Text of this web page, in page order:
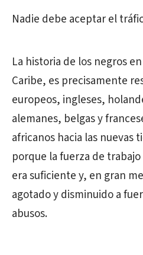
Nadie debe aceptar el
La historia de los negros
Caribe, es precisamente
europeos, ingleses,
alemanes, belgas y
africanos hacia las nuevas
porque la fuerza de
era suficiente y, en gran
agotado y disminuido a
abusos.